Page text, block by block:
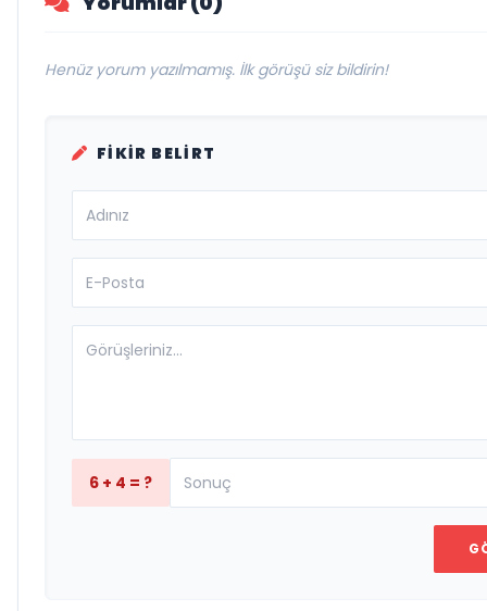
Henüz yorum yazılmamış. İlk görüşü siz bildirin!
FIKIR BELIRT
6 + 4 = ?